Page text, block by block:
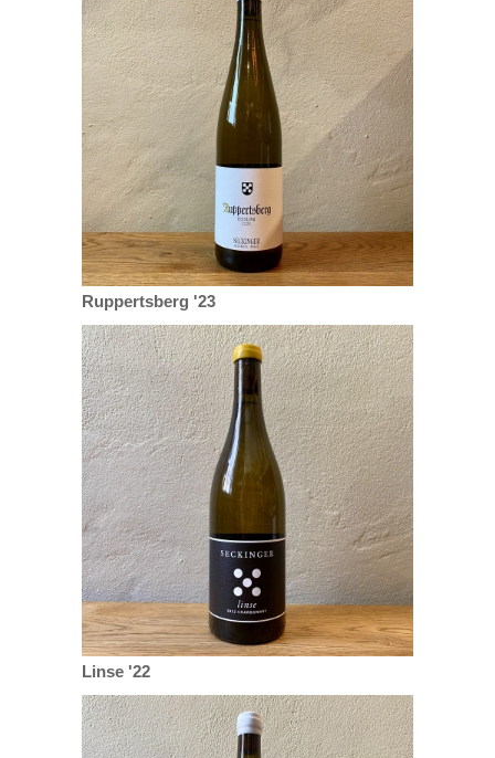
Ruppertsberg '23
Linse '22